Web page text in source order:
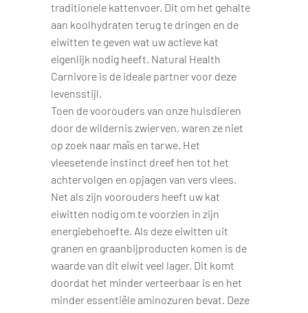
traditionele kattenvoer. Dit om het gehalte
aan koolhydraten terug te dringen en de
eiwitten te geven wat uw actieve kat
eigenlijk nodig heeft. Natural Health
Carnivore is de ideale partner voor deze
levensstijl.
Toen de voorouders van onze huisdieren
door de wildernis zwierven, waren ze niet
op zoek naar maïs en tarwe. Het
vleesetende instinct dreef hen tot het
achtervolgen en opjagen van vers vlees.
Net als zijn voorouders heeft uw kat
eiwitten nodig om te voorzien in zijn
energiebehoefte. Als deze eiwitten uit
granen en graanbijproducten komen is de
waarde van dit eiwit veel lager. Dit komt
doordat het minder verteerbaar is en het
minder essentiële aminozuren bevat. Deze